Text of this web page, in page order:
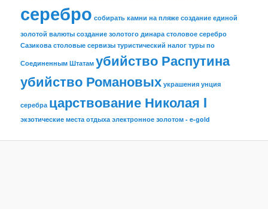
серебро собирать камни на пляже создание единой
золотой валюты создание золотого динара столовое серебро
Сазикова столовые сервизы туристический налог туры по
Соединенным Штатам убийство Распутина
убийство Романовых украшения унция
серебра царствование Николая I
экзотические места отдыха электронное золотом - e-gold